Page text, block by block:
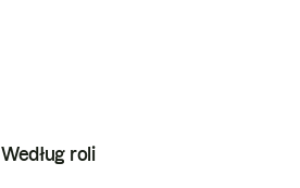
Według roli